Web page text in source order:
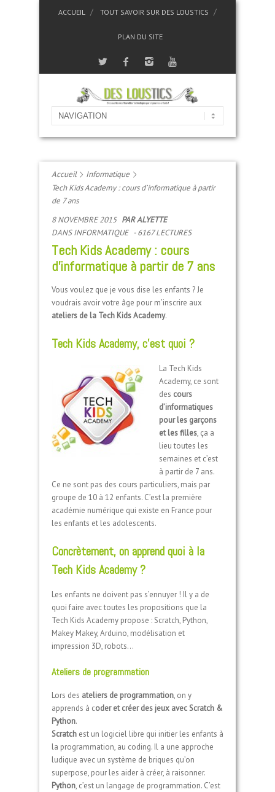
ACCUEIL TOUT SAVOIR SUR DES LOUSTICS
PLAN DU SITE
Accueil
Informatique
Tech Kids Academy : cours d’informatique à partir
de 7 ans
8 NOVEMBRE 2015 PARALYETTE
DANSINFORMATIQUE - 6167 LECTURES
Tech Kids Academy : cours
d’informatique à partir de 7 ans
Vous voulez que je vous dise les enfants ? Je
voudrais avoir votre âge pour m’inscrire aux
ateliers de la Tech Kids Academy.
Tech Kids Academy, c’est quoi ?
La Tech Kids
Academy, ce sont
des cours
d’informatiques
pour les garçons
et les filles, ça a
lieu toutes les
semaines et c’est
à partir de 7 ans.
Ce ne sont pas des cours particuliers, mais par
groupe de 10 à 12 enfants. C’est la première
académie numérique qui existe en France pour
les enfants et les adolescents.
Concrètement, on apprend quoi à la
Tech Kids Academy ?
Les enfants ne doivent pas s’ennuyer ! Il y a de
quoi faire avec toutes les propositions que la
Tech Kids Academy propose : Scratch, Python,
Makey Makey, Arduino, modélisation et
impression 3D, robots…
Ateliers de programmation
Lors des ateliers de programmation, on y
apprends à coder et créer des jeux avec Scratch &
Python.
Scratch est un logiciel libre qui initier les enfants à
la programmation, au coding. Il a une approche
ludique avec un système de briques qu’on
superpose, pour les aider à créer, à raisonner.
Python, c’est un langage de programmation. C’est